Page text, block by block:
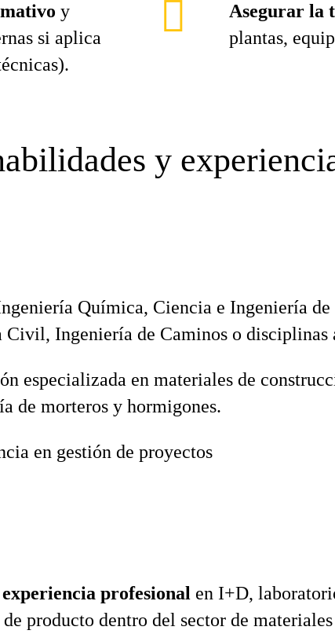
y
si aplica
Asegurar la
plantas,
y
Química, Ciencia e Ingeniería
Ingeniería de Caminos o disciplinas
especializada en materiales de
de morteros y hormigones.
en gestión de proyectos
experiencia profesional en I+D,
producto dentro del sector de